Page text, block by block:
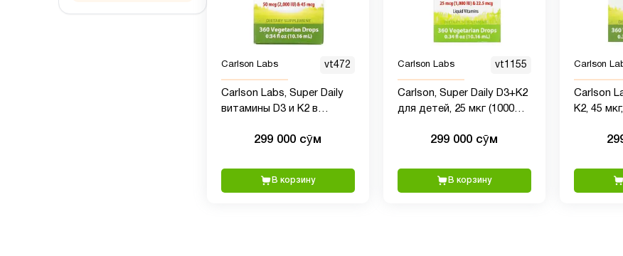
Carlson Labs vt472
Carlson Labs, Super Daily
витамины D3 и K2 в
(2000 МЕ) и 22,5 мкг,
360 вегетарианских
капель, 10,16 мл
299 000 сӯм
В корзину
Carlson Labs vt1155
Carlson, Super Daily D3+K2
для детей, 25 мкг (1000
299 000 сӯм
В корзину
Carlson
Carlson
K2, 45